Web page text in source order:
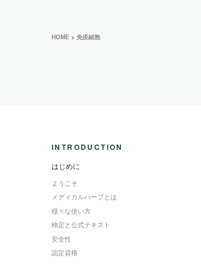
HOME > 免疫細胞
INTRODUCTION
はじめに
ようこそ
メディカルハーブとは
様々な使い方
検定と公式テキスト
安全性
認定資格